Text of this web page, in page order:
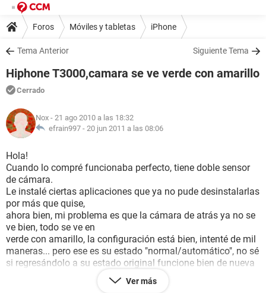
Foros Móviles y tabletas iPhone
Tema Anterior Siguiente Tema
Hiphone T3000,camara se ve verde con amarillo
Cerrado
Nox - 21 ago 2010 a las 18:32
efrain997 - 20 jun 2011 a las 08:06
Hola!
Cuando lo compré funcionaba perfecto, tiene doble sensor
de cámara.
Le instalé ciertas aplicaciones que ya no pude desinstalarlas
por más que quise,
ahora bien, mi problema es que la cámara de atrás ya no se
ve bien, todo se ve en
verde con amarillo, la configuración está bien, intenté de mil
maneras... pero ese es su estado "normal/automático", no sé
si regresándolo a su estado original funcione bien de nueva
cuenta. Me da un poco de cosa porque no sé si sólo regrese
a lo chino o bien se queda con los lenguajes y aplicaciones.
Ver más